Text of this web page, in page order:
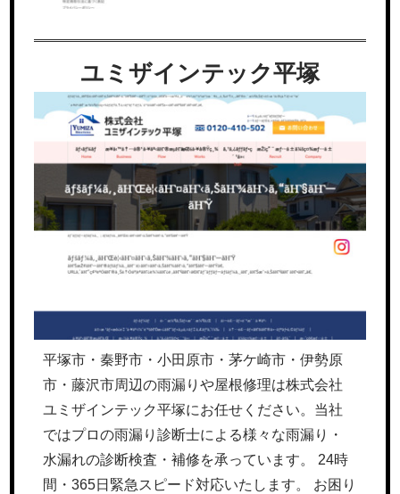
ユミザインテック平塚
平塚市・秦野市・小田原市・茅ケ崎市・伊勢原
市・藤沢市周辺の雨漏りや屋根修理は株式会社
ユミザインテック平塚にお任せください。当社
ではプロの雨漏り診断士による様々な雨漏り・
水漏れの診断検査・補修を承っています。 24時
間・365日緊急スピード対応いたします。 お困り